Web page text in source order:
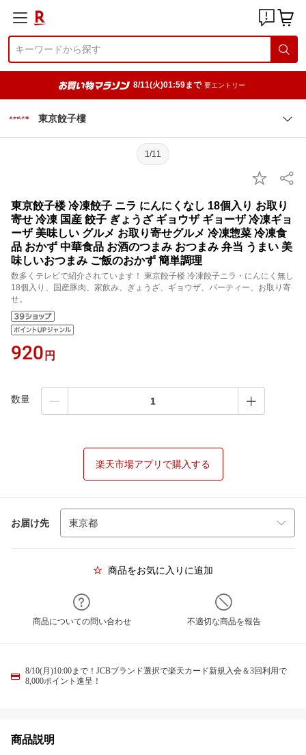
8/11(火)01:59まで 要エントリー
東京餃子樓
1/11
東京餃子楼 冷凍餃子 ニラ にんにくなし 18個入り お取り
寄せ 冷凍 国産 餃子 ぎょうざ ギョウザ ギョーザ 冷凍ギョ
ーザ 美味しい グルメ お取り寄せグルメ 冷凍惣菜 冷凍食
品 おかず 中華食品 お酒のつまみ おつまみ 弁当 うまい 美
味しいおつまみ ご飯のおかず 簡単調理
数多くテレビで紹介されています！ 東京餃子楼 冷凍餃子ニラ・にんにく無し
18個入り、国産豚肉、家飲み、ぎょうざ、ギョウザ、パーティー、お取り寄
せ。
920 円
数量
楽天市場アプリで購入する
お届け先
商品をお気に入りに追加
商品についての問い合わせ 不適切な商品を報告
8/10(月)10:00まで！JCBブランド選択で楽天カード新規入会＆3回利用で
8,000ポイント進呈！
商品説明